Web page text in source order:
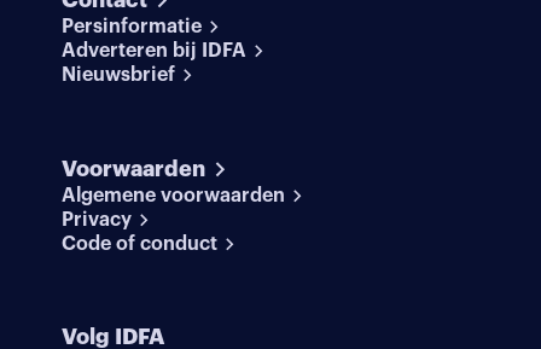
Persinformatie
Adverteren bij IDFA
Nieuwsbrief
Voorwaarden
Algemene voorwaarden
Privacy
Code of conduct
Volg IDFA